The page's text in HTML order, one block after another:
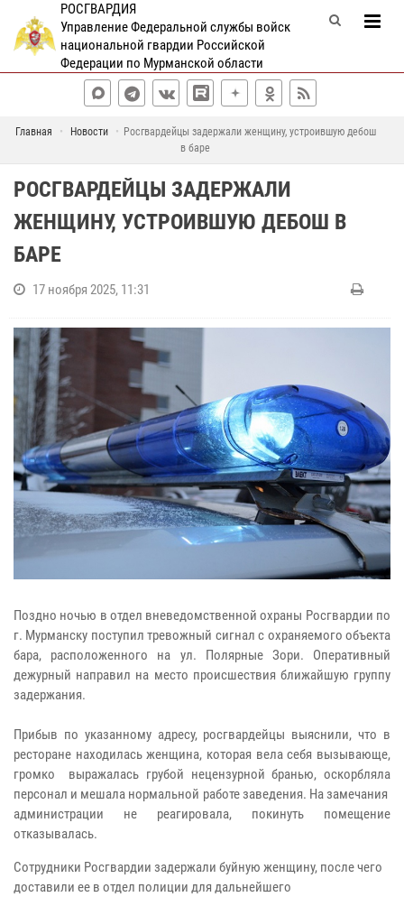
РОСГВАРДИЯ
Управление Федеральной службы войск
национальной гвардии Российской
Федерации по Мурманской области
Главная Новости
Росгвардейцы задержали женщину, устроившую дебош
в баре
РОСГВАРДЕЙЦЫ ЗАДЕРЖАЛИ
ЖЕНЩИНУ, УСТРОИВШУЮ ДЕБОШ В
БАРЕ
17 ноября 2025, 11:31
Поздно ночью в отдел вневедомственной охраны Росгвардии по
г. Мурманску поступил тревожный сигнал с охраняемого объекта
бара, расположенного на ул. Полярные Зори. Оперативный
дежурный направил на место происшествия ближайшую группу
задержания.
Прибыв по указанному адресу, росгвардейцы выяснили, что в
ресторане находилась женщина, которая вела себя вызывающе,
громко выражалась грубой нецензурной бранью, оскорбляла
персонал и мешала нормальной работе заведения. На замечания
администрации не реагировала, покинуть помещение
отказывалась.
Сотрудники Росгвардии задержали буйную женщину, после чего
доставили ее в отдел полиции для дальнейшего